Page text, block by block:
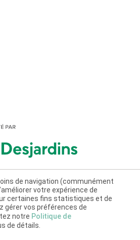
de navigation (communément
votre expérience de
certaines fins statistiques et de
gérer vos préférences de
notre Politique de
de détails.